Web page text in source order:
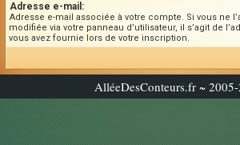
Adresse e-mail:
Adresse e-mail associée à votre compte. Si vous ne
modifiée via votre panneau d’utilisateur, il s’agit de
vous avez fournie lors de votre inscription.
AlléeDesConteurs.fr ~